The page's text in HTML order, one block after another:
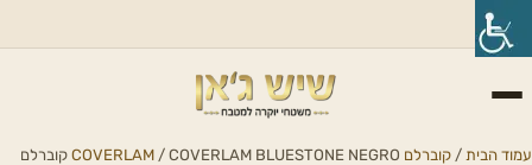
עמוד הבית / קוברלם COVERLAM
/ COVERLAM BLUESTONE NEGRO קוברלם